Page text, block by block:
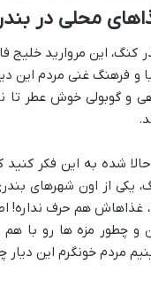
محلی در
کنگ، این مروارید
و فرهنگ غنی مردم این
و گوبولی خوش عطر تا
حالا شده به این فکر
یکی از اون شهرهای
غذاهاش هم حرف نداره!
و چطور مزه ها رو با هم
مردم خونگرم این